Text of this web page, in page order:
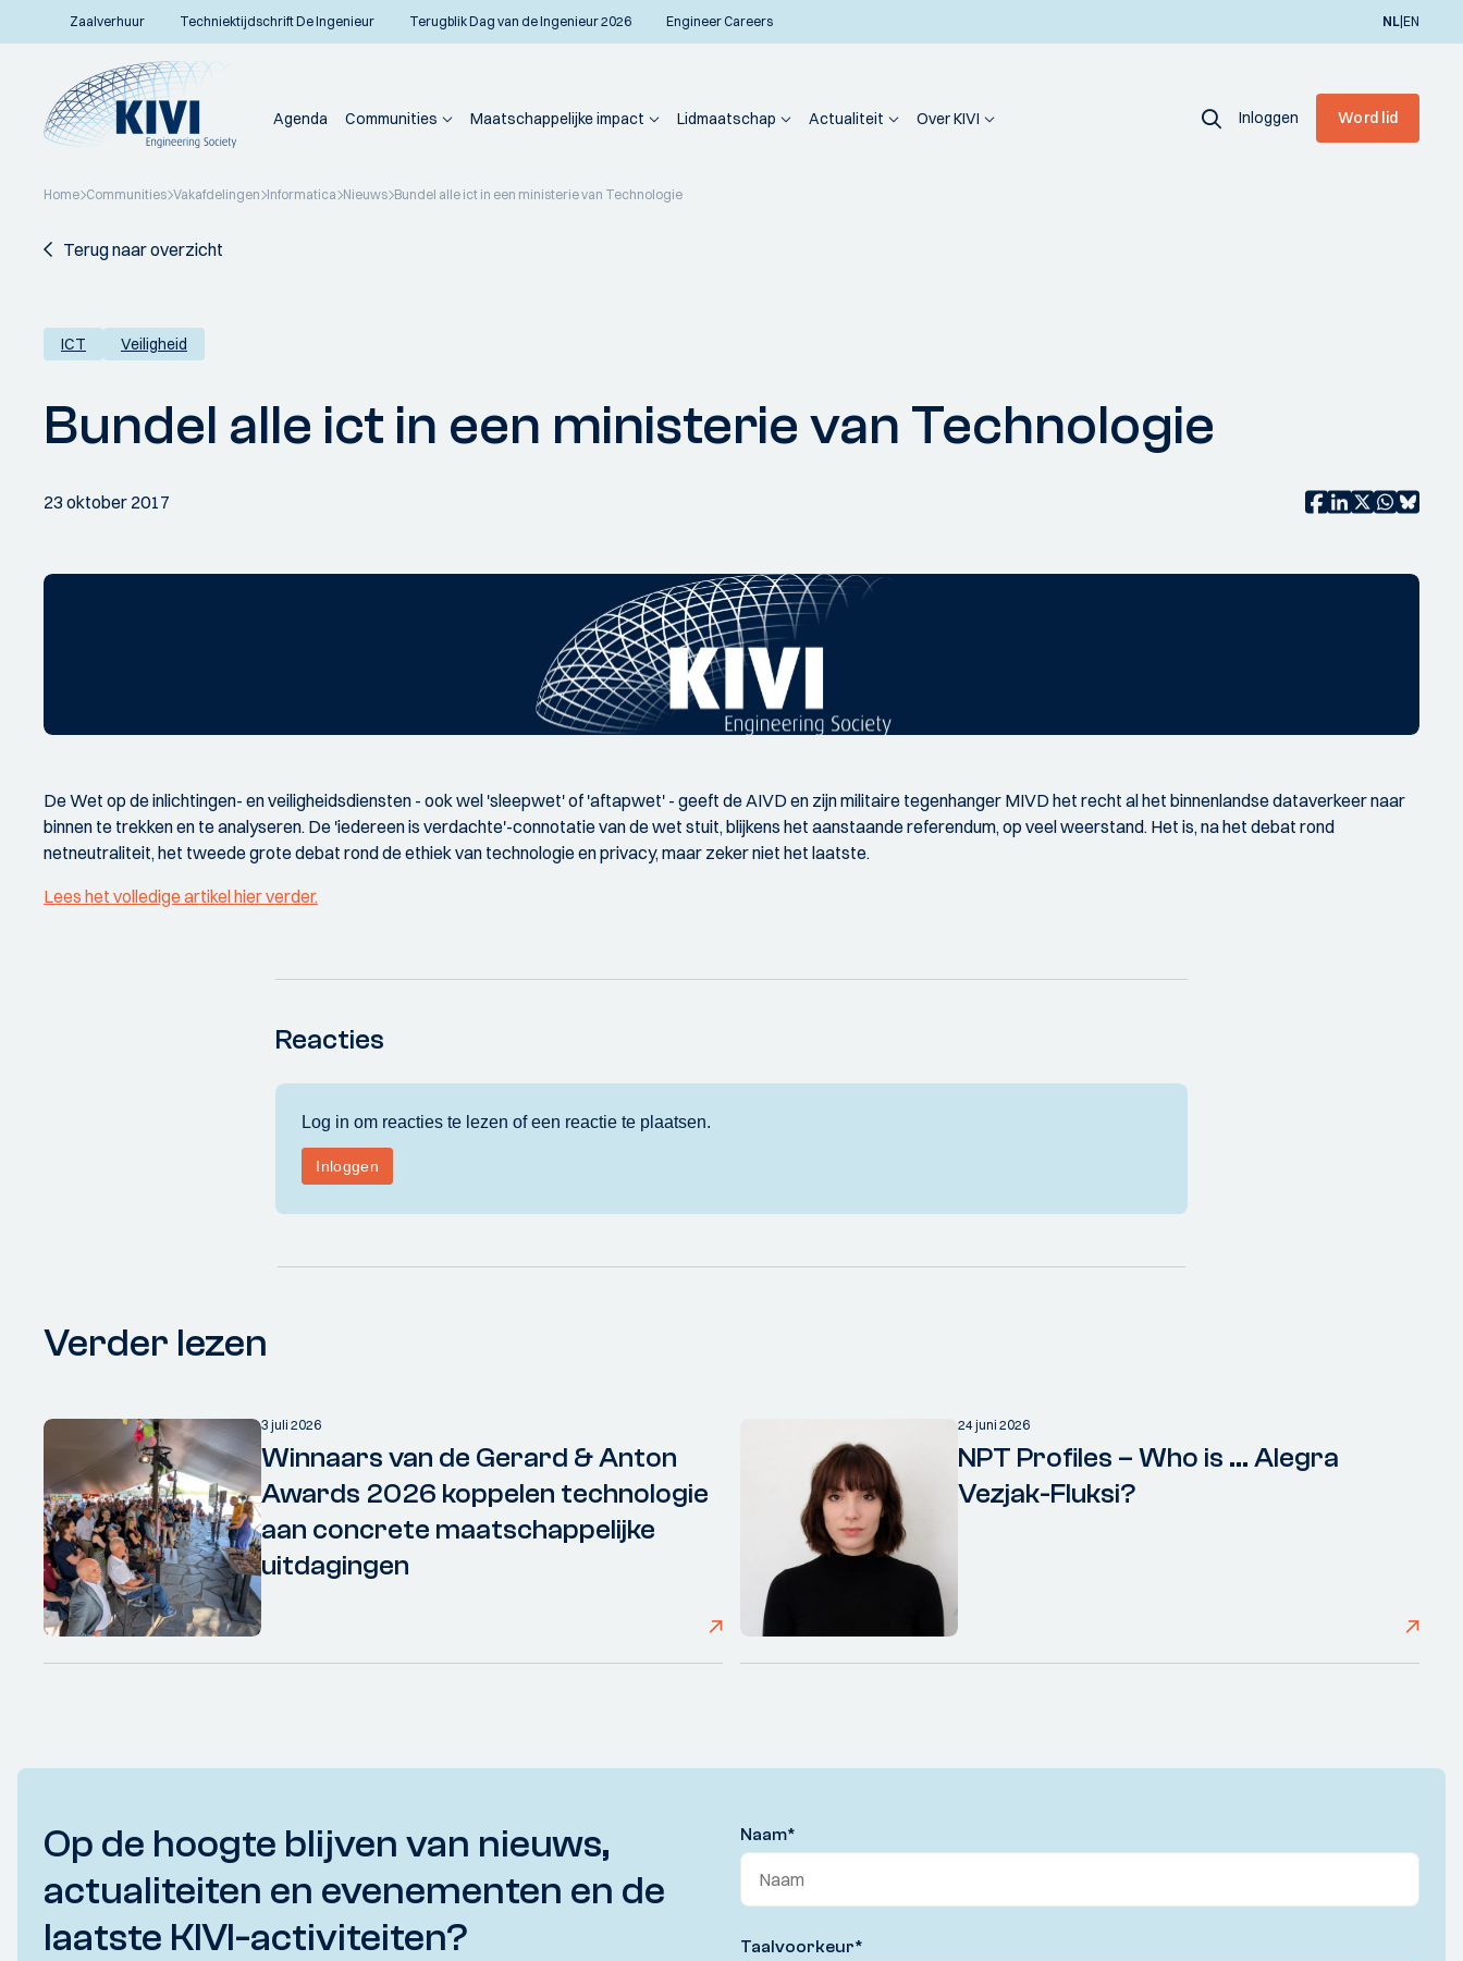
Zaalverhuur Techniektijdschrift De Ingenieur Terugblik Dag van de Ingenieur 2026 Engineer Careers NL|EN
Agenda Communities Maatschappelijke impact Lidmaatschap Actualiteit Over KIVI Inloggen Word lid
Home Communities Vakafdelingen Informatica Nieuws Bundel alle ict in een ministerie van Technologie
Terug naar overzicht
ICT Veiligheid
Bundel alle ict in een ministerie van Technologie
23 oktober 2017
De Wet op de inlichtingen- en veiligheidsdiensten - ook wel 'sleepwet' of 'aftapwet' - geeft de AIVD en zijn militaire tegenhanger MIVD het recht al het binnenlandse dataverkeer naar
binnen te trekken en te analyseren. De 'iedereen is verdachte'-connotatie van de wet stuit, blijkens het aanstaande referendum, op veel weerstand. Het is, na het debat rond
netneutraliteit, het tweede grote debat rond de ethiek van technologie en privacy, maar zeker niet het laatste.
Lees het volledige artikel hier verder.
Reacties
Verder lezen
3 juli 2026
Winnaars van de Gerard & Anton
Awards 2026 koppelen technologie
aan concrete maatschappelijke
uitdagingen
24 juni 2026
NPT Profiles – Who is ... Alegra
Vezjak-Fluksi?
Op de hoogte blijven van nieuws,
actualiteiten en evenementen en de
laatste KIVI-activiteiten?
Naam*
Taalvoorkeur*